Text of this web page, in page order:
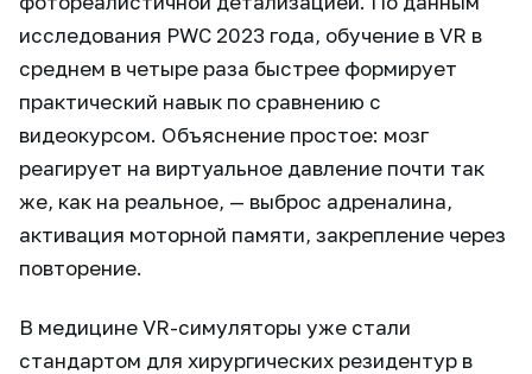
исследования PWC 2023 года, обучение в VR в
среднем в четыре раза быстрее формирует
практический навык по сравнению с
видеокурсом. Объяснение простое: мозг
реагирует на виртуальное давление почти так
же, как на реальное, — выброс адреналина,
активация моторной памяти, закрепление через
повторение.
В медицине VR-симуляторы уже стали
стандартом для хирургических резидентур в